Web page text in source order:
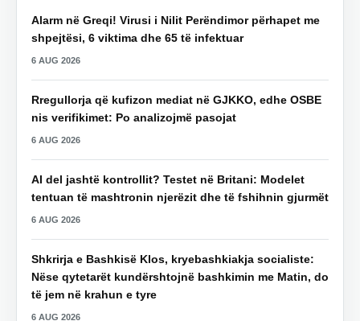
Alarm në Greqi! Virusi i Nilit Perëndimor përhapet me
shpejtësi, 6 viktima dhe 65 të infektuar
6 AUG 2026
Rregullorja që kufizon mediat në GJKKO, edhe OSBE
nis verifikimet: Po analizojmë pasojat
6 AUG 2026
AI del jashtë kontrollit? Testet në Britani: Modelet
tentuan të mashtronin njerëzit dhe të fshihnin gjurmët
6 AUG 2026
Shkrirja e Bashkisë Klos, kryebashkiakja socialiste:
Nëse qytetarët kundërshtojnë bashkimin me Matin, do
të jem në krahun e tyre
6 AUG 2026